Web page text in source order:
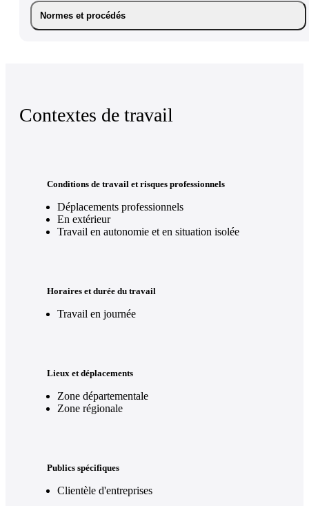
Normes et procédés
Contextes de travail
Conditions de travail et risques professionnels
Déplacements professionnels
En extérieur
Travail en autonomie et en situation isolée
Horaires et durée du travail
Travail en journée
Lieux et déplacements
Zone départementale
Zone régionale
Publics spécifiques
Clientèle d'entreprises